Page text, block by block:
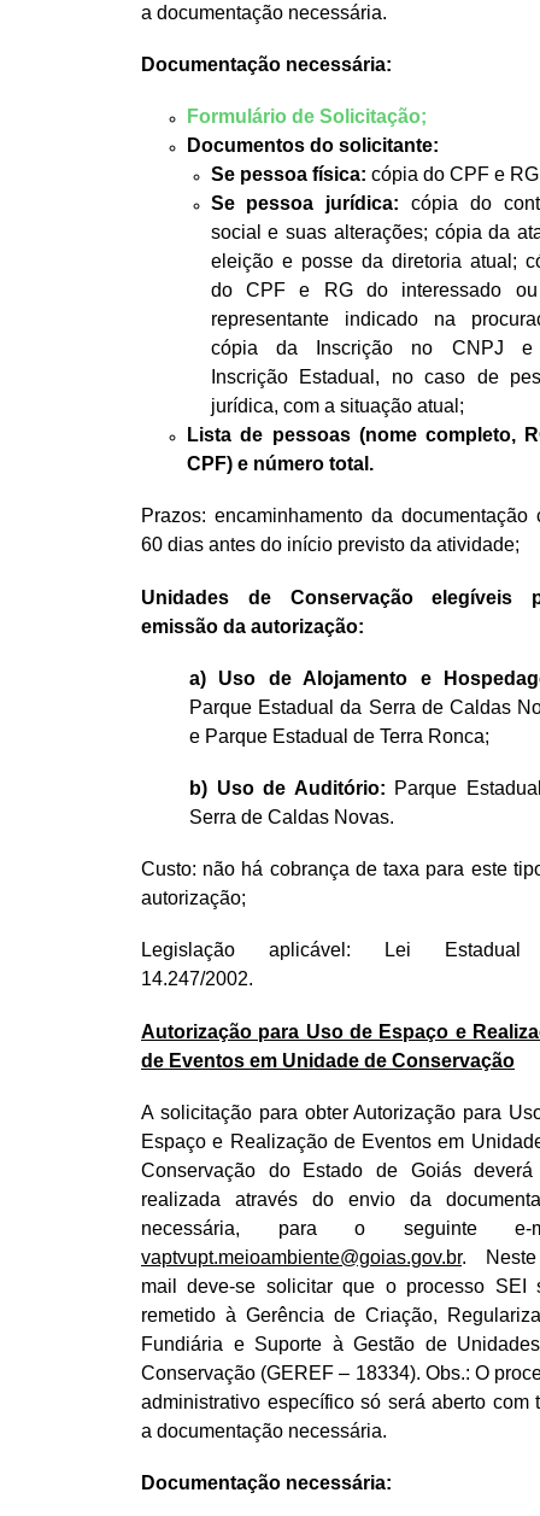
a documentação necessária.
Documentação necessária:
Formulário de Solicitação;
Documentos do solicitante:
Se pessoa física: cópia do CPF e
Se pessoa jurídica:cópia do
social e suas alterações; cópia da
eleição e posse da diretoria atual;
do CPF e RG do interessado
representante indicado na
cópia da Inscrição no CNPJ
Inscrição Estadual, no caso de
jurídica, com a situação atual;
Lista de pessoas (nome completo,
CPF) e número total.
Prazos: encaminhamento da documentação
60 dias antes do início previsto da atividade;
Unidades de Conservação elegíveis
emissão da autorização:
a) Uso de Alojamento e
Parque Estadual da Serra de Caldas
e Parque Estadual de Terra Ronca;
b) Uso de Auditório: Parque
Serra de Caldas Novas.
Custo: não há cobrança de taxa para este
autorização;
Legislação aplicável: Lei Estadual
14.247/2002.
Autorização para Uso de Espaço e
de Eventos em Unidade de Conservação
A solicitação para obter Autorização para
Espaço e Realização de Eventos em
Conservação do Estado de Goiás
realizada através do envio da
necessária, para o seguinte e-
vaptvupt.meioambiente@goias.gov.br.
mail deve-se solicitar que o processo SEI
remetido à Gerência de Criação,
Fundiária e Suporte à Gestão de
Conservação (GEREF – 18334). Obs.: O
administrativo específico só será aberto com
a documentação necessária.
Documentação necessária: